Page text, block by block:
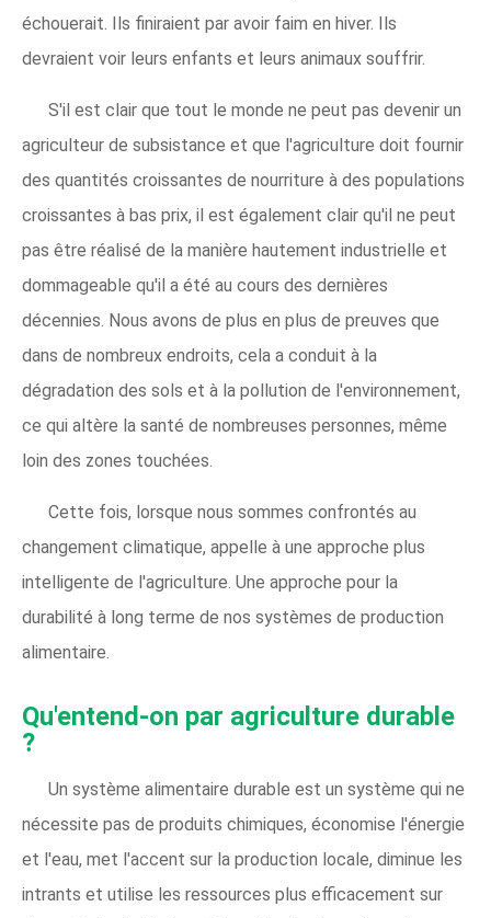
échouerait. Ils finiraient par avoir faim en hiver. Ils
devraient voir leurs enfants et leurs animaux souffrir.
S'il est clair que tout le monde ne peut pas devenir un
agriculteur de subsistance et que l'agriculture doit fournir
des quantités croissantes de nourriture à des populations
croissantes à bas prix, il est également clair qu'il ne peut
pas être réalisé de la manière hautement industrielle et
dommageable qu'il a été au cours des dernières
décennies. Nous avons de plus en plus de preuves que
dans de nombreux endroits, cela a conduit à la
dégradation des sols et à la pollution de l'environnement,
ce qui altère la santé de nombreuses personnes, même
loin des zones touchées.
Cette fois, lorsque nous sommes confrontés au
changement climatique, appelle à une approche plus
intelligente de l'agriculture. Une approche pour la
durabilité à long terme de nos systèmes de production
alimentaire.
Qu'entend-on par agriculture durable
?
Un système alimentaire durable est un système qui ne
nécessite pas de produits chimiques, économise l'énergie
et l'eau, met l'accent sur la production locale, diminue les
intrants et utilise les ressources plus efficacement sur